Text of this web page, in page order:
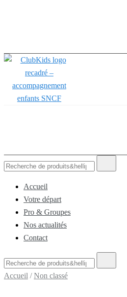
Recherche
de
Accueil
Votre départ
Pro & Groupes
Nos actualités
Contact
Recherche
de
Accueil /Non classé